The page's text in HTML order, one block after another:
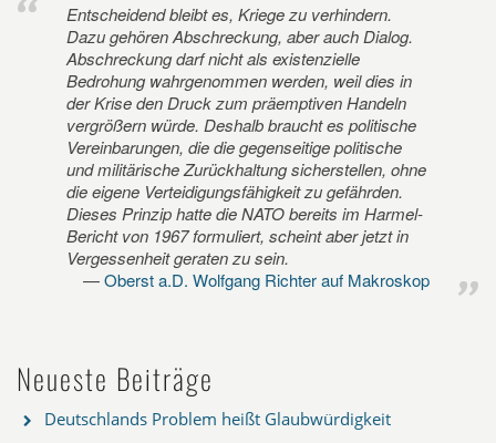
Entscheidend bleibt es, Kriege zu verhindern.
Dazu gehören Abschreckung, aber auch Dialog.
Abschreckung darf nicht als existenzielle
Bedrohung wahrgenommen werden, weil dies in
der Krise den Druck zum präemptiven Handeln
vergrößern würde. Deshalb braucht es politische
Vereinbarungen, die die gegenseitige politische
und militärische Zurückhaltung sicherstellen, ohne
die eigene Verteidigungsfähigkeit zu gefährden.
Dieses Prinzip hatte die NATO bereits im Harmel-
Bericht von 1967 formuliert, scheint aber jetzt in
Vergessenheit geraten zu sein.
Oberst a.D. Wolfgang Richter auf Makroskop
Neueste Beiträge
Deutschlands Problem heißt Glaubwürdigkeit